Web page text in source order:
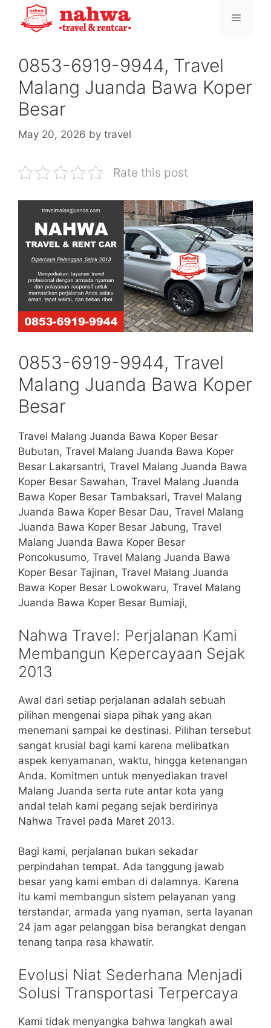
Menu
0853-6919-9944, Travel
Malang Juanda Bawa Koper
Besar
May 20, 2026 by travel
Rate this post
0853-6919-9944, Travel
Malang Juanda Bawa Koper
Besar
Travel Malang Juanda Bawa Koper Besar
Bubutan, Travel Malang Juanda Bawa Koper
Besar Lakarsantri, Travel Malang Juanda Bawa
Koper Besar Sawahan, Travel Malang Juanda
Bawa Koper Besar Tambaksari, Travel Malang
Juanda Bawa Koper Besar Dau, Travel Malang
Juanda Bawa Koper Besar Jabung, Travel
Malang Juanda Bawa Koper Besar
Poncokusumo, Travel Malang Juanda Bawa
Koper Besar Tajinan, Travel Malang Juanda
Bawa Koper Besar Lowokwaru, Travel Malang
Juanda Bawa Koper Besar Bumiaji,
Nahwa Travel: Perjalanan Kami
Membangun Kepercayaan Sejak
2013
Awal dari setiap perjalanan adalah sebuah
pilihan mengenai siapa pihak yang akan
menemani sampai ke destinasi. Pilihan tersebut
sangat krusial bagi kami karena melibatkan
aspek kenyamanan, waktu, hingga ketenangan
Anda. Komitmen untuk menyediakan travel
Malang Juanda serta rute antar kota yang
andal telah kami pegang sejak berdirinya
Nahwa Travel pada Maret 2013.
Bagi kami, perjalanan bukan sekadar
perpindahan tempat. Ada tanggung jawab
besar yang kami emban di dalamnya. Karena
itu kami membangun sistem pelayanan yang
terstandar, armada yang nyaman, serta layanan
24 jam agar pelanggan bisa berangkat dengan
tenang tanpa rasa khawatir.
Evolusi Niat Sederhana Menjadi
Solusi Transportasi Terpercaya
Kami tidak menyangka bahwa langkah awal